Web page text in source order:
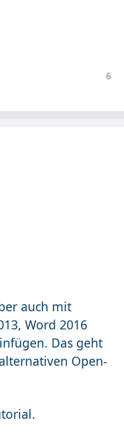
auch mit
Word 2016
Das geht
Open-